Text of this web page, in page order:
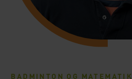
BADMINTON OG MATEMATIK